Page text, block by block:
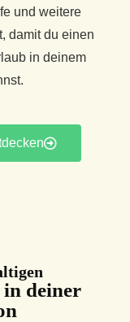
und weitere
damit du einen
in deinem
deiner